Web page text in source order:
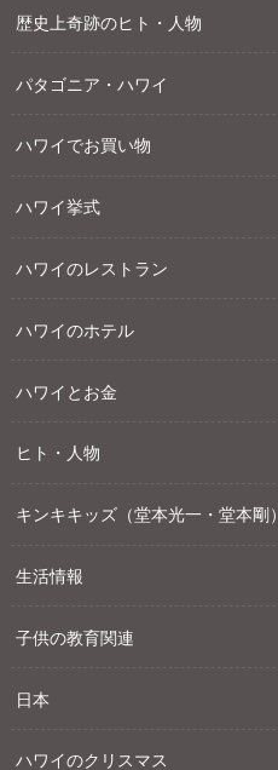
歴史上奇跡のヒト・人物
パタゴニア・ハワイ
ハワイでお買い物
ハワイ挙式
ハワイのレストラン
ハワイのホテル
ハワイとお金
ヒト・人物
キンキキッズ（堂本光一・堂本剛）
生活情報
子供の教育関連
日本
ハワイのクリスマス